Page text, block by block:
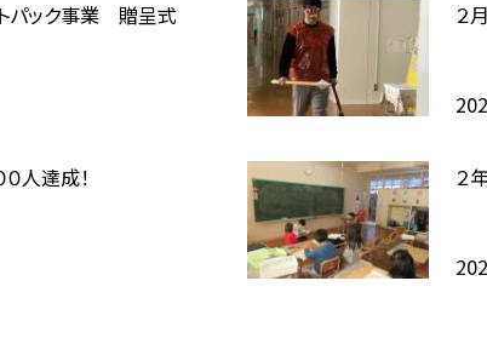
パック事業 贈呈式 ２
人達成！ ２